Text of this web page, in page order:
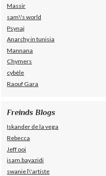
Massir
sam\'s world
Psynaj
Anarchy in tunisia
Mannana
Chymers
cybèle
Raouf Gara
Freinds Blogs
Iskander de la vega
Rebecca
Jeff ooi
isam.bayazidi
swanie l\'artiste